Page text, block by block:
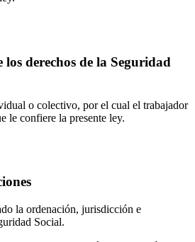
derechos de la Seguridad
o colectivo, por el cual el trabajador
le confiere la presente ley.
la ordenación, jurisdicción e
Social.